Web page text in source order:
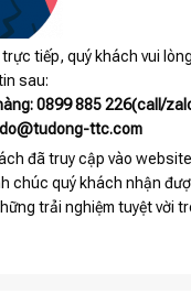
tiếp, quý khách vui
sau:
0899 885 226(call/
ttc.com
đã truy cập vào website
chúc quý khách nhận
trải nghiệm tuyệt vời